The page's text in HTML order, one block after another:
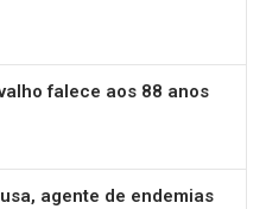
falece aos 88 anos
agente de endemias